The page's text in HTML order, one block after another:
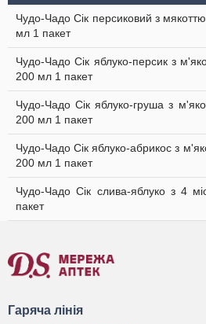
Чудо-Чадо Сік персиковий з
мл 1 пакет
Чудо-Чадо Сік яблуко-персик з
200 мл 1 пакет
Чудо-Чадо Сік яблуко-груша з
200 мл 1 пакет
Чудо-Чадо Сік яблуко-абрикос з
200 мл 1 пакет
Чудо-Чадо Сік слива-яблуко з 4
пакет
Гаряча лінія